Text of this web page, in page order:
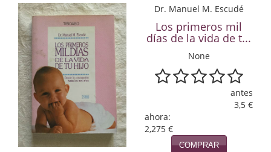
Economía
Enciclopedias
Ensayo
Ensayo literario
Filosofía
Física y Química
Dr. Manuel M. Escudé
Los primeros mil
días de la vida de t...
None
antes
3,5 €
ahora:
2,275 €
COMPRAR